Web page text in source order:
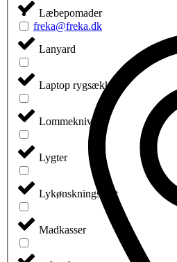
Læbepomader
Lanyard
Laptop rygsække
Lommeknive
Lygter
Lykønskningskort
Madkasser
freka@freka.dk